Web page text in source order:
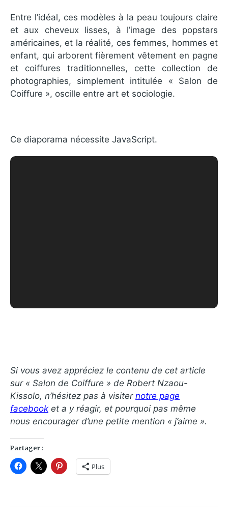
Entre l’idéal, ces modèles à la peau toujours claire
et aux cheveux lisses, à l’image des popstars
américaines, et la réalité, ces femmes, hommes et
enfant, qui arborent fièrement vêtement en pagne
et coiffures traditionnelles, cette collection de
photographies, simplement intitulée « Salon de
Coiffure », oscille entre art et sociologie.
Ce diaporama nécessite JavaScript.
Si vous avez appréciez le contenu de cet article
sur « Salon de Coiffure » de Robert Nzaou-
Kissolo, n’hésitez pas à visiter notre page
facebook et a y réagir, et pourquoi pas même
nous encourager d’une petite mention « j’aime ».
Partager :
Plus